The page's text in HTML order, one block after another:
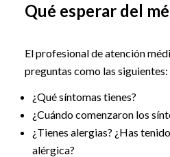
Qué esperar del
El profesional de atención
preguntas como las siguientes:
¿Qué síntomas tienes?
¿Cuándo comenzaron los
¿Tienes alergias? ¿Has
alérgica?